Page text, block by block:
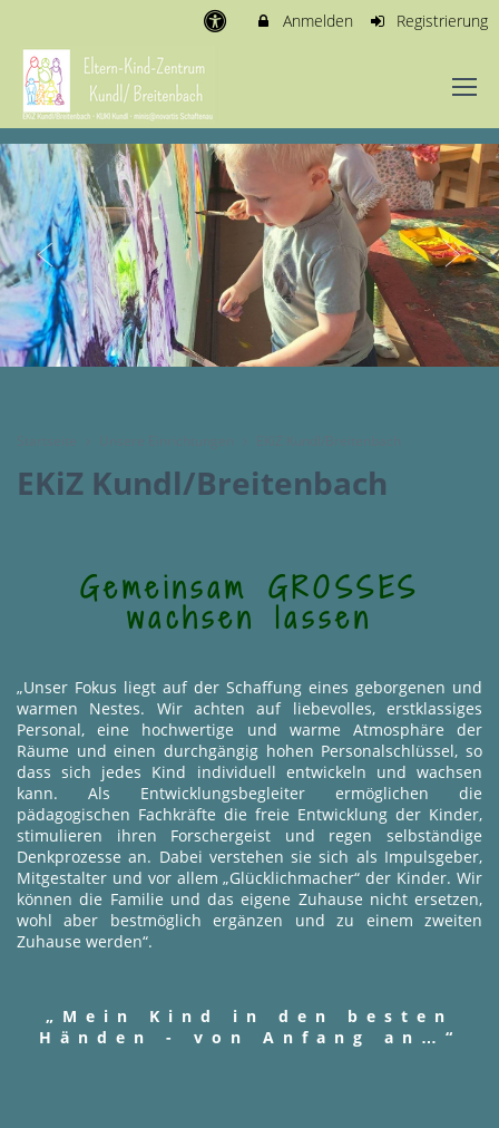
Anmelden Registrierung
EKiZ Kundl/Breitenbach
Gemeinsam GROSSES
wachsen lassen
„Unser Fokus liegt auf der Schaffung eines geborgenen und
warmen Nestes. Wir achten auf liebevolles, erstklassiges
Personal, eine hochwertige und warme Atmosphäre der
Räume und einen durchgängig hohen Personalschlüssel, so
dass sich jedes Kind individuell entwickeln und wachsen
kann. Als Entwicklungsbegleiter ermöglichen die
pädagogischen Fachkräfte die freie Entwicklung der Kinder,
stimulieren ihren Forschergeist und regen selbständige
Denkprozesse an. Dabei verstehen sie sich als Impulsgeber,
Mitgestalter und vor allem „Glücklichmacher“ der Kinder. Wir
können die Familie und das eigene Zuhause nicht ersetzen,
wohl aber bestmöglich ergänzen und zu einem zweiten
Zuhause werden“.
„Mein Kind in den besten
Händen - von Anfang an…“